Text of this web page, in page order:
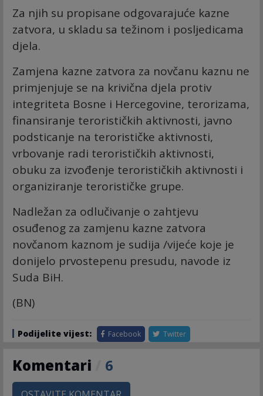
Za njih su propisane odgovarajuće kazne
zatvora, u skladu sa težinom i posljedicama
djela.
Zamjena kazne zatvora za novčanu kaznu ne
primjenjuje se na krivična djela protiv
integriteta Bosne i Hercegovine, terorizama,
finansiranje terorističkih aktivnosti, javno
podsticanje na terorističke aktivnosti,
vrbovanje radi terorističkih aktivnosti,
obuku za izvođenje terorističkih aktivnosti i
organiziranje terorističke grupe.
Nadležan za odlučivanje o zahtjevu
osuđenog za zamjenu kazne zatvora
novčanom kaznom je sudija /vijeće koje je
donijelo prvostepenu presudu, navode iz
Suda BiH.
(BN)
Podijelite vijest: Facebook Twitter
Komentari 6